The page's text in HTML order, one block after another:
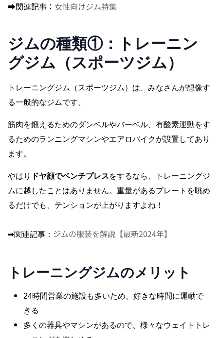
➡︎関連記事： 女性向けジム特集
ジムの種類①：トレーニン
グジム（スポーツジム）
トレーニングジム（スポーツジム）は、みなさんが想像す
る一般的なジムです。
筋肉を鍛えるためのダンベルやバーベル、有酸素運動をす
るためのランニングマシンやエアロバイクが設置してあり
ます。
やはり ドヤ顔でベンチプレスをするなら、トレーニングジ
ムに越したことはありません。重量があるプレートを眺め
るだけでも、テンションが上がりますよね！
➡︎関連記事： ジムの服装を解説【最新2024年】
トレーニングジムのメリット
24時間営業の施設も多いため、好きな時間に運動で
きる
多くの器具やマシンがあるので、様々なウェイトトレ